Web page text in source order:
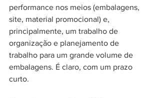
performance nos meios (embalagens,
site, material promocional) e,
principalmente, um trabalho de
organização e planejamento de
trabalho para um grande volume de
embalagens. É claro, com um prazo
curto.